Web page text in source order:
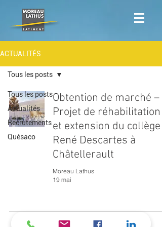
ACTUALITÉS
Tous les posts
Actualités
Recrutements
Quésaco
Tous les posts
Obtention de marché –
Projet de réhabilitation
et extension du collège
René Descartes à
Châtellerault
Moreau Lathus
19 mai